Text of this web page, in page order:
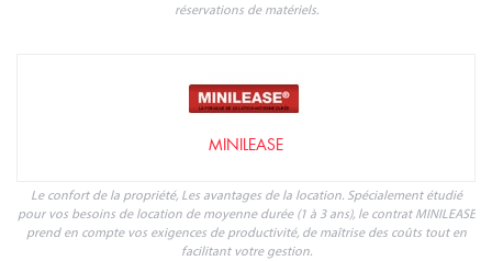
réservations de matériels.
MINILEASE
Le confort de la propriété, Les avantages de la location. Spécialement étudié
pour vos besoins de location de moyenne durée (1 à 3 ans), le contrat MINILEASE
prend en compte vos exigences de productivité, de maîtrise des coûts tout en
facilitant votre gestion.